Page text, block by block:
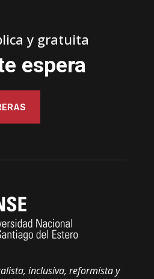
y gratuita
espera